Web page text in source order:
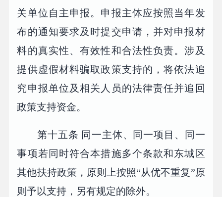
关单位自主申报。申报主体应按照当年发
布的通知要求及时提交申请，并对申报材
料的真实性、有效性和合法性负责。涉及
提供虚假材料骗取政策支持的，将依法追
究申报单位及相关人员的法律责任并追回
政策支持资金。
第十五条 同一主体、同一项目、同一
事项若同时符合本措施多个条款和东城区
其他扶持政策，原则上按照“从优不重复”原
则予以支持，另有规定的除外。